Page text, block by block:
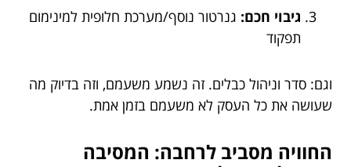
גיבוי חכם: גנרטור נוסף/מערכת חלופית למינימום
תפקוד
וגם: סדר וניהול כבלים. זה נשמע משעמם, וזה בדיוק מה
שעושה את כל העסק לא משעמם בזמן אמת.
החוויה מסביב לרחבה: המסיבה